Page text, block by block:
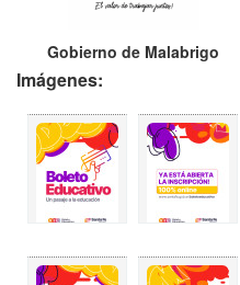
Gobierno de Malabrigo
Imágenes: